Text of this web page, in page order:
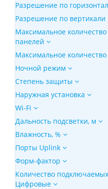
Разрешение по
Разрешение по вертикали
Максимальное
панелей
Максимальное
Ночной режим
Степень защиты
Наружная установка
Wi-Fi
Дальность подсветки, м
Влажность, %
Порты Uplink
Форм-фактор
Количество
Цифровые